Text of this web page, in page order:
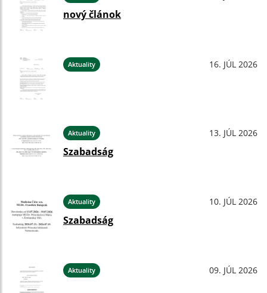
nový článok
Aktuality 16. JÚL 2026
Aktuality 13. JÚL 2026
Szabadság
Aktuality 10. JÚL 2026
Szabadság
Aktuality 09. JÚL 2026